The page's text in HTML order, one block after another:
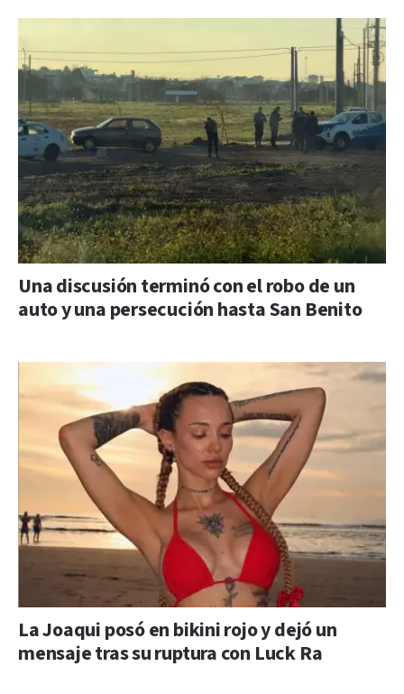
Una discusión terminó con el robo de un
auto y una persecución hasta San Benito
La Joaqui posó en bikini rojo y dejó un
mensaje tras su ruptura con Luck Ra